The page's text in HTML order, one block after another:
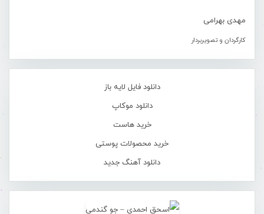
مهدی بهرامی
کارگردان و تصویربردار
دانلود فایل لایه باز
دانلود موکاپ
خرید هاست
خرید محصولات پوستی
دانلود آهنگ جدید